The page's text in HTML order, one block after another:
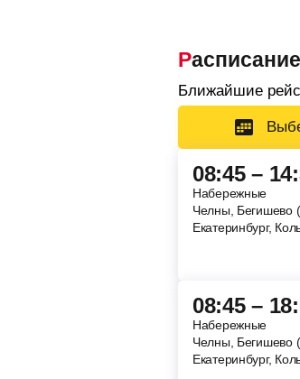
Ближайшие
08:45 –
Набережные
Челны, Бегишево
Екатеринбург,
08:45 –
Набережные
Челны, Бегишево
Екатеринбург,